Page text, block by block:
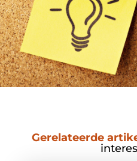
Gerelateerde